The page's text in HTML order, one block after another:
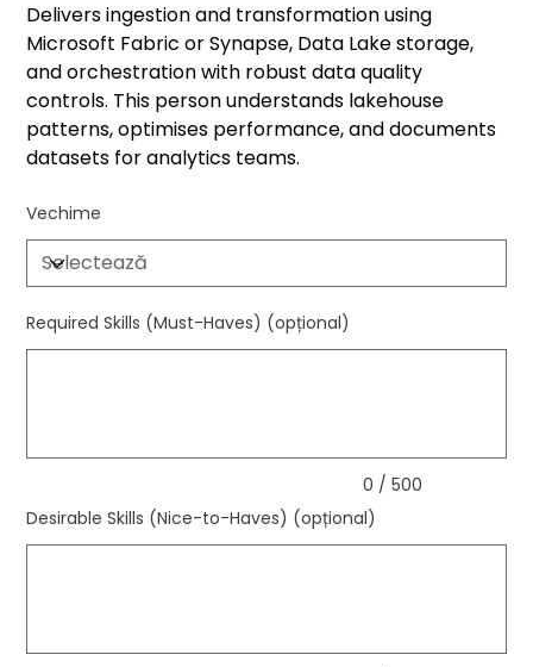
Delivers ingestion and transformation using
Microsoft Fabric or Synapse, Data Lake storage,
and orchestration with robust data quality
controls. This person understands lakehouse
patterns, optimises performance, and documents
datasets for analytics teams.
Vechime
Required Skills (Must-Haves) (opțional)
0 / 500
Desirable Skills (Nice-to-Haves) (opțional)